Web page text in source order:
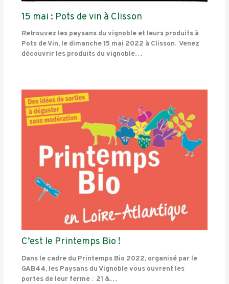
15 mai : Pots de vin à Clisson
Retrouvez les paysans du vignoble et leurs produits à
Pots de Vin, le dimanche 15 mai 2022 à Clisson. Venez
découvrir les produits du vignoble…
C’est le Printemps Bio !
Dans le cadre du Printemps Bio 2022, organisé par le
GAB44, les Paysans du Vignoble vous ouvrent les
portes de leur ferme : 21 &…